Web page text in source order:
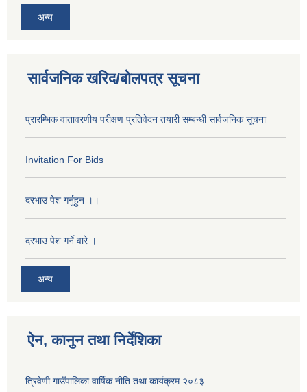
अन्य
सार्वजनिक खरिद/बोलपत्र सूचना
प्रारम्भिक वातावरणीय परीक्षण प्रतिवेदन तयारी सम्बन्धी सार्वजनिक सूचना
Invitation For Bids
दरभाउ पेश गर्नुहुन ।।
दरभाउ पेश गर्ने वारे ।
अन्य
ऐन, कानुन तथा निर्देशिका
त्रिवेणी गाउँपालिका वार्षिक नीति तथा कार्यक्रम २०८३